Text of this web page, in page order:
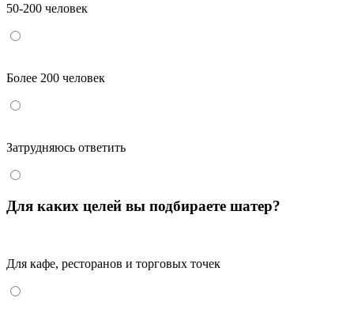
50-200 человек
Более 200 человек
Затрудняюсь ответить
Для каких целей вы подбираете шатер?
Для кафе, ресторанов и торговых точек